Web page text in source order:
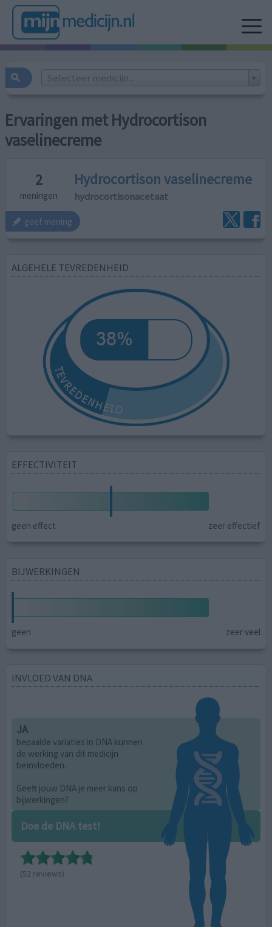
Selecteer medicijn...
Ervaringen met Hydrocortison
vaselinecreme
2
meningen
Hydrocortison vaselinecreme
hydrocortisonacetaat
geef mening
ALGEHELE TEVREDENHEID
EFFECTIVITEIT
geen effect zeer effectief
BIJWERKINGEN
geen zeer veel
INVLOED VAN DNA
JA
bepaalde variaties in DNA kunnen
de werking van dit medicijn
beïnvloeden.
Geeft jouw DNA je meer kans op
bijwerkingen?
Doe de DNA test!
(52 reviews)